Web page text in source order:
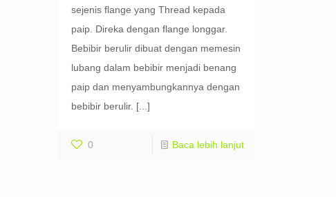
sejenis flange yang Thread kepada
paip. Direka dengan flange longgar.
Bebibir berulir dibuat dengan memesin
lubang dalam bebibir menjadi benang
paip dan menyambungkannya dengan
bebibir berulir. [...]
0 Baca lebih lanjut